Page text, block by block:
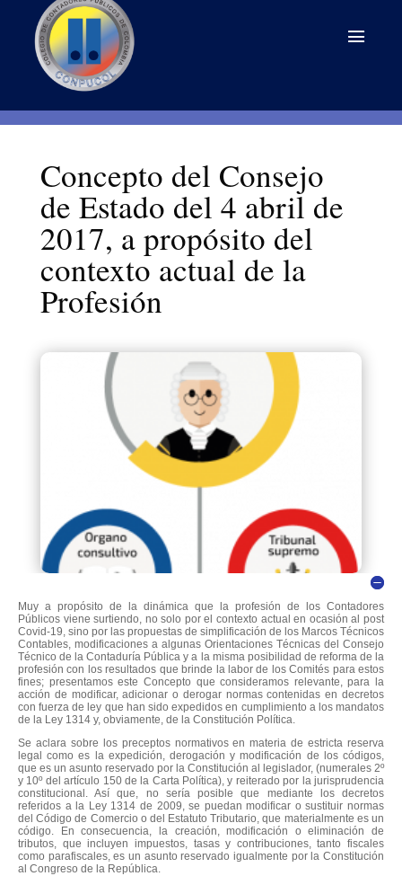
Concepto del Consejo
de Estado del 4 abril de
2017, a propósito del
contexto actual de la
Profesión
Muy a propósito de la dinámica que la profesión de los Contadores
Públicos viene surtiendo, no solo por el contexto actual en ocasión al post
Covid-19, sino por las propuestas de simplificación de los Marcos Técnicos
Contables, modificaciones a algunas Orientaciones Técnicas del Consejo
Técnico de la Contaduría Pública y a la misma posibilidad de reforma de la
profesión con los resultados que brinde la labor de los Comités para estos
fines; presentamos este Concepto que consideramos relevante, para la
acción de modificar, adicionar o derogar normas contenidas en decretos
con fuerza de ley que han sido expedidos en cumplimiento a los mandatos
de la Ley 1314 y, obviamente, de la Constitución Política.
Se aclara sobre los preceptos normativos en materia de estricta reserva
legal como es la expedición, derogación y modificación de los códigos,
que es un asunto reservado por la Constitución al legislador, (numerales 2º
y 10º del artículo 150 de la Carta Política), y reiterado por la jurisprudencia
constitucional. Así que, no sería posible que mediante los decretos
referidos a la Ley 1314 de 2009, se puedan modificar o sustituir normas
del Código de Comercio o del Estatuto Tributario, que materialmente es un
código. En consecuencia, la creación, modificación o eliminación de
tributos, que incluyen impuestos, tasas y contribuciones, tanto fiscales
como parafiscales, es un asunto reservado igualmente por la Constitución
al Congreso de la República.